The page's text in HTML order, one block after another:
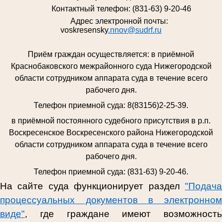
Контактный телефон: (831-63) 9-20-46
Адрес электронной почты:
voskresensky.nnov@sudrf.ru
Приём граждан осуществляется: в приёмной
Краснобаковского межрайонного суда Нижегородской
области сотрудником аппарата суда в течение всего
рабочего дня.
Телефон приемной суда: 8(83156)2-25-39.
в приёмной постоянного судебного присутствия в р.п.
Воскресенское Воскресенского района Нижегородской
области сотрудником аппарата суда в течение всего
рабочего дня.
Телефон приемной суда: (831-63) 9-20-46.
На сайте суда функционирует раздел "Подача
процессуальных документов в электронном
виде", где граждане имеют возможность